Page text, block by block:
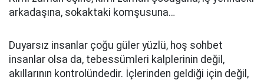
arkadaşına, sokaktaki komşusuna…
Duyarsız insanlar çoğu güler yüzlü, hoş sohbet
insanlar olsa da, tebessümleri kalplerinin değil,
akıllarının kontrolündedir. İçlerinden geldiği için değil,